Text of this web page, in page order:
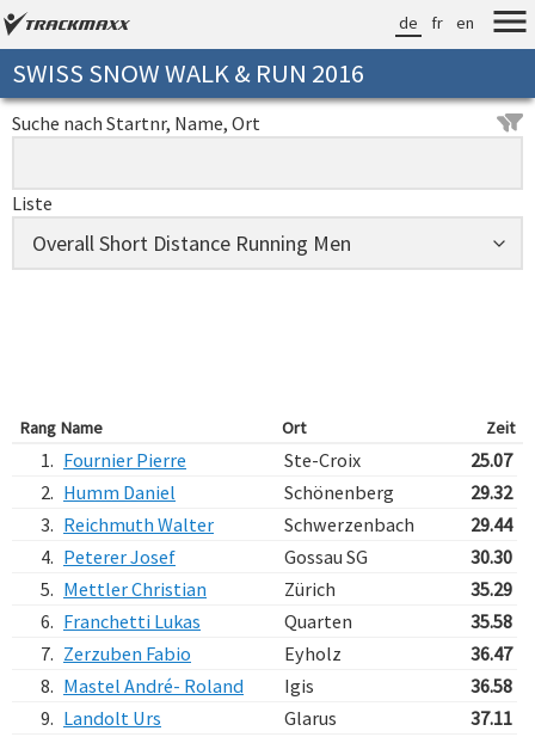
de fr en
SWISS SNOW WALK & RUN 2016
Suche nach Startnr, Name, Ort
Liste
Rang Name Ort Zeit
1. Fournier Pierre Ste-Croix
25.07
2. Humm Daniel Schönenberg
29.32
3. Reichmuth Walter Schwerzenbach
29.44
4. Peterer Josef Gossau SG
30.30
5. Mettler Christian Zürich
35.29
6. Franchetti Lukas Quarten
35.58
7. Zerzuben Fabio Eyholz
36.47
8. Mastel André- Roland Igis
36.58
9. Landolt Urs Glarus
37.11